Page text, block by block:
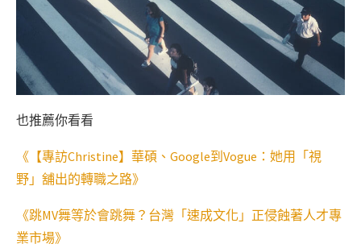
也推薦你看看
《【專訪Christine】華碩、Google到Vogue：她用「視
野」舖出的轉職之路》
《跳MV舞等於會跳舞？台灣「速成文化」正侵蝕著人才專
業市場》